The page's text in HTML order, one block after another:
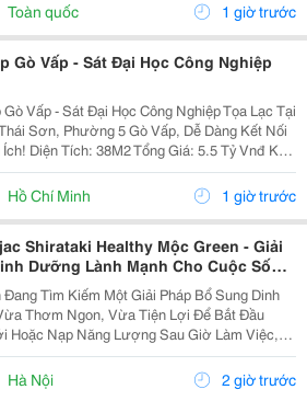
Các Tiêu Chuẩn Áp Dụng Trong Lĩnh...
Toàn quốc 1 giờ trước
Gò Vấp - Sát Đại Học Công Nghiệp
Vấp - Sát Đại Học Công Nghiệp Tọa Lạc Tại
Sơn, Phường 5 Gò Vấp, Dễ Dàng Kết Nối
Diện Tích: 38M2 Tổng Giá: 5.5 Tỷ Vnđ Kết
1 Trệt 2 Lầu Kiên Cố, 3Pn, 3Wc, Ban Công,
Thoáng Mát, Sẵn Sàng Dọn...
Hồ Chí Minh 1 giờ trước
Shirataki Healthy Mộc Green - Giải
Dưỡng Lành Mạnh Cho Cuộc Sống
Đang Tìm Kiếm Một Giải Pháp Bổ Sung Dinh
Thơm Ngon, Vừa Tiện Lợi Để Bắt Đầu
Hoặc Nạp Năng Lượng Sau Giờ Làm Việc,
Shirataki Healthy Mộc Green Chính Là
Lựa Chọn Hoàn Hảo. Vì Sao Nên Lựa Chọn Mì Konjac...
Hà Nội 2 giờ trước